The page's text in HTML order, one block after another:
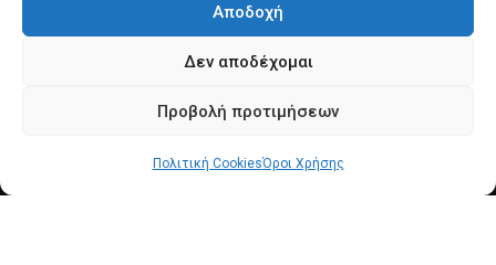
Αποδοχή
Δεν αποδέχομαι
Προβολή προτιμήσεων
Πολιτική CookiesΌροι Χρήσης
Πολιτική Cookies (ΕΕ)
© 2025 pansypo.gr